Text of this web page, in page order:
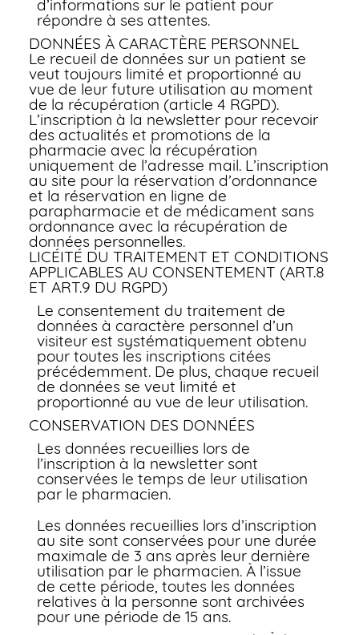
d’informations sur le patient pour
répondre à ses attentes.
DONNÉES À CARACTÈRE PERSONNEL
Le recueil de données sur un patient se
veut toujours limité et proportionné au
vue de leur future utilisation au moment
de la récupération (article 4 RGPD).
L’inscription à la newsletter pour recevoir
des actualités et promotions de la
pharmacie avec la récupération
uniquement de l’adresse mail. L’inscription
au site pour la réservation d’ordonnance
et la réservation en ligne de
parapharmacie et de médicament sans
ordonnance avec la récupération de
données personnelles.
LICÉITÉ DU TRAITEMENT ET CONDITIONS
APPLICABLES AU CONSENTEMENT (ART.8
ET ART.9 DU RGPD)
Le consentement du traitement de
données à caractère personnel d’un
visiteur est systématiquement obtenu
pour toutes les inscriptions citées
précédemment. De plus, chaque recueil
de données se veut limité et
proportionné au vue de leur utilisation.
CONSERVATION DES DONNÉES
Les données recueillies lors de
l’inscription à la newsletter sont
conservées le temps de leur utilisation
par le pharmacien.
Les données recueillies lors d’inscription
au site sont conservées pour une durée
maximale de 3 ans après leur dernière
utilisation par le pharmacien. À l’issue
de cette période, toutes les données
relatives à la personne sont archivées
pour une période de 15 ans.